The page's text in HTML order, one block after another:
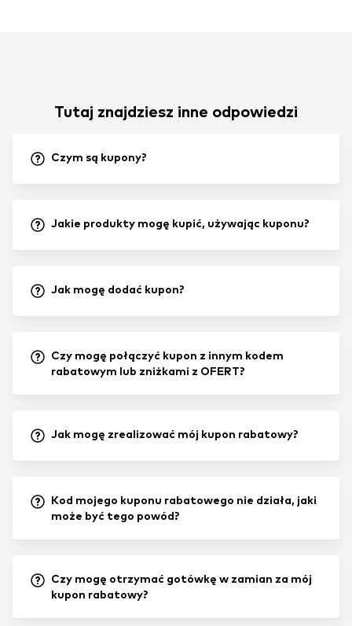
Tutaj znajdziesz inne odpowiedzi
Czym są kupony?
Jakie produkty mogę kupić, używając kuponu?
Jak mogę dodać kupon?
Czy mogę połączyć kupon z innym kodem
rabatowym lub zniżkami z OFERT?
Jak mogę zrealizować mój kupon rabatowy?
Kod mojego kuponu rabatowego nie działa, jaki
może być tego powód?
Czy mogę otrzymać gotówkę w zamian za mój
kupon rabatowy?